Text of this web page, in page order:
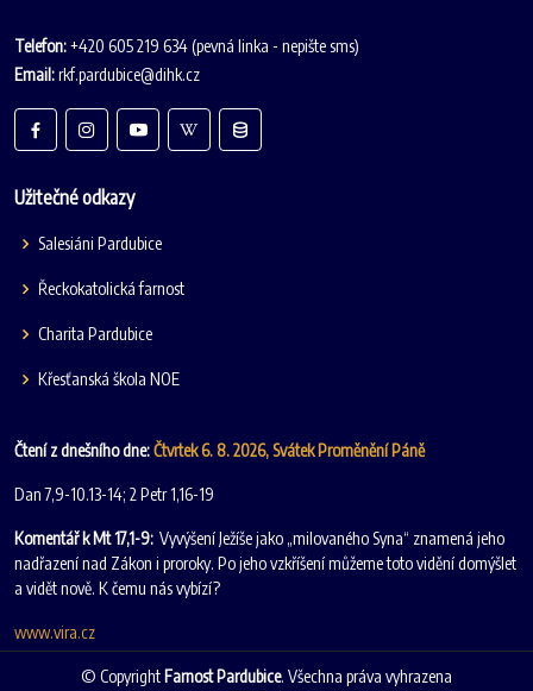
Telefon:+420 605 219 634 (pevná linka - nepište sms)
Email:rkf.pardubice@dihk.cz
Užitečné odkazy
Salesiáni Pardubice
Řeckokatolická farnost
Charita Pardubice
Křesťanská škola NOE
Čtení z dnešního dne:Čtvrtek 6. 8. 2026, Svátek Proměnění Páně
Dan 7,9-10.13-14; 2 Petr 1,16-19
Komentář k Mt 17,1-9: Vyvýšení Ježíše jako „milovaného Syna“ znamená jeho
nadřazení nad Zákon i proroky. Po jeho vzkříšení můžeme toto vidění domýšlet
a vidět nově. K čemu nás vybízí?
www.vira.cz
© Copyright Farnost Pardubice. Všechna práva vyhrazena